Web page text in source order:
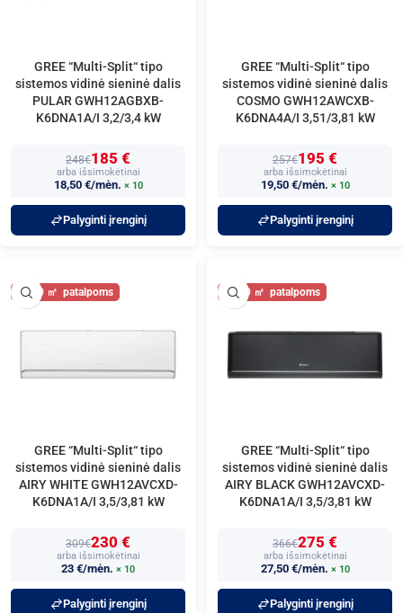
GREE “Multi-Split“ tipo
sistemos vidinė sieninė dalis
PULAR GWH12AGBXB-
K6DNA1A/I 3,2/3,4 kW
248€185 €
arba išsimokėtinai
18,50 €/mėn. × 10
Palyginti įrenginį
GREE “Multi-Split“ tipo
sistemos vidinė sieninė dalis
COSMO GWH12AWCXB-
K6DNA4A/I 3,51/3,81 kW
257€195 €
arba išsimokėtinai
19,50 €/mėn. × 10
Palyginti įrenginį
40
GREE “Multi-Split“ tipo
sistemos vidinė sieninė dalis
AIRY WHITE GWH12AVCXD-
K6DNA1A/I 3,5/3,81 kW
309€230 €
arba išsimokėtinai
23 €/mėn. × 10
Palyginti įrenginį
40
GREE “Multi-Split“ tipo
sistemos vidinė sieninė dalis
AIRY BLACK GWH12AVCXD-
K6DNA1A/I 3,5/3,81 kW
366€275 €
arba išsimokėtinai
27,50 €/mėn. × 10
Palyginti įrenginį